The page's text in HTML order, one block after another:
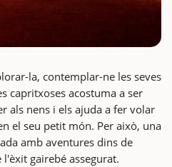
la, contemplar-ne les seves
capritxoses acostuma a ser
als nens i els ajuda a fer volar
el seu petit món. Per això, una
amb aventures dins de
gairebé assegurat.